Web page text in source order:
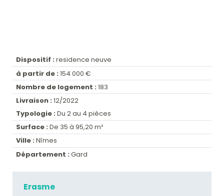
Dispositif : residence neuve
à partir de : 154 000 €
Nombre de logement : 183
Livraison : 12/2022
Typologie : Du 2 au 4 pièces
Surface : De 35 à 95,20 m²
Ville : Nîmes
Département : Gard
Erasme